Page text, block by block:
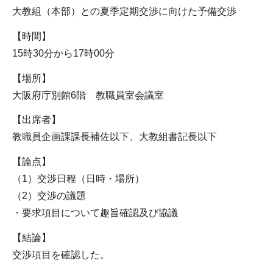
大教組（本部）との夏季定期交渉に向けた予備交渉
【時間】
15時30分から17時00分
【場所】
大阪府庁別館6階 教職員室会議室
【出席者】
教職員企画課課長補佐以下、大教組書記長以下
【論点】
（1）交渉日程（日時・場所）
（2）交渉の議題
・要求項目について趣旨確認及び協議
【結論】
交渉項目を確認した。